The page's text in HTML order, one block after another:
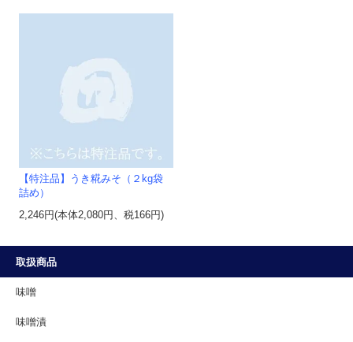
【特注品】うき糀みそ（２kg袋
詰め）
2,246円(本体2,080円、税166円)
取扱商品
味噌
味噌漬